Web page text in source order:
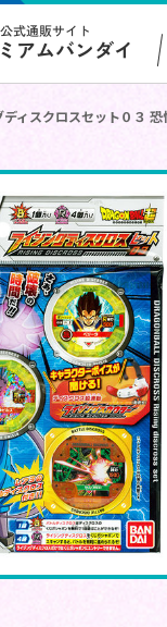
公式通販サイト
アムバンダイ
ディスクロスセット０３